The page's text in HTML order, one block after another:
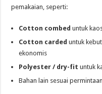
pemakaian, seperti:
Cotton combed untuk
Cotton carded untuk
ekonomis
Polyester / dry-fit untuk
Bahan lain sesuai